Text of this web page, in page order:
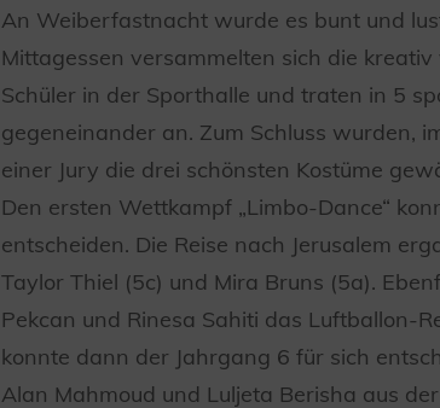
An Weiberfastnacht wurde es bunt und
Mittagessen versammelten sich die
Schüler in der Sporthalle und traten in 5
gegeneinander an. Zum Schluss wurden,
einer Jury die drei schönsten Kostüme
Den ersten Wettkampf „Limbo-Dance“
entscheiden. Die Reise nach Jerusalem
Taylor Thiel (5c) und Mira Bruns (5a).
Pekcan und Rinesa Sahiti das Luftballon-
konnte dann der Jahrgang 6 für sich
Alan Mahmoud und Luljeta Berisha aus